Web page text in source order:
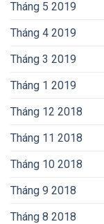
Tháng 5 2019
Tháng 4 2019
Tháng 3 2019
Tháng 1 2019
Tháng 12 2018
Tháng 11 2018
Tháng 10 2018
Tháng 9 2018
Tháng 8 2018